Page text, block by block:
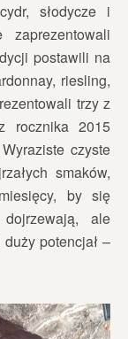
słodycze i
postawili na
riesling,
trzy z
rocznika 2015
czyste
smaków,
by się
ale
potencjał –